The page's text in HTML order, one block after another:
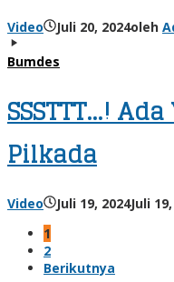
Video Juli 20, 2024oleh
Bumdes
SSSTTT…!
Pilkada
Video Juli 19, 2024Juli
1
2
Berikutnya